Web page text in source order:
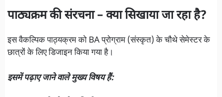
पाठ्यक्रम की संरचना – क्या सिखाया जा रहा है?
इस वैकल्पिक पाठ्यक्रम को BA प्रोग्राम (संस्कृत) के चौथे सेमेस्टर के
छात्रों के लिए डिजाइन किया गया है।
इसमें पढ़ाए जाने वाले मुख्य विषय हैं: